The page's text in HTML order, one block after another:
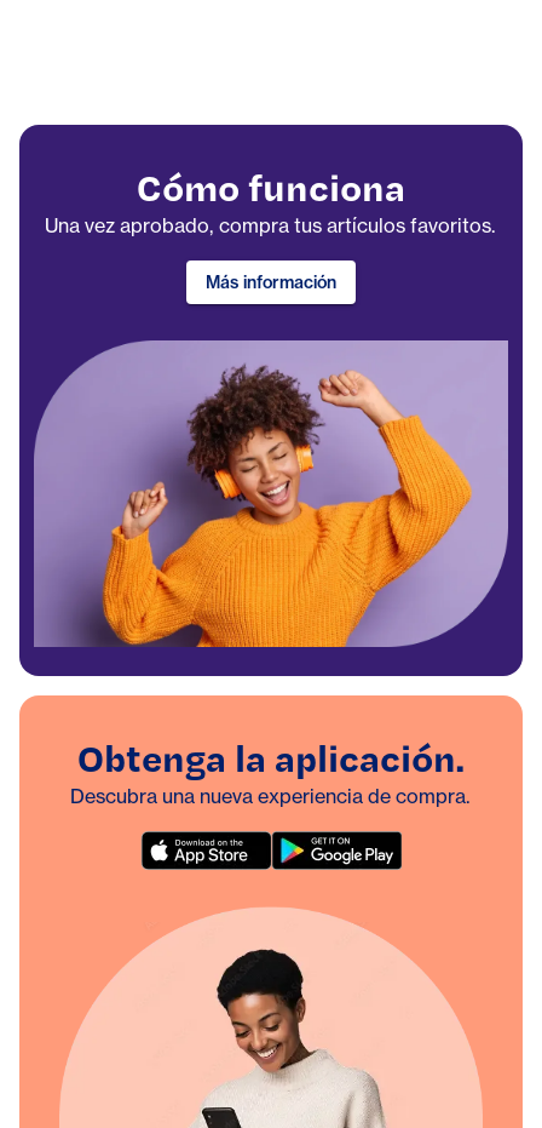
Cómo funciona
Una vez aprobado, compra tus artículos favoritos.
Más información
Obtenga la aplicación.
Descubra una nueva experiencia de compra.